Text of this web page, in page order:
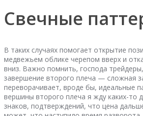
Свечные
В таких случаях помогает открытие
медвежьем облике черепом вверх и
вниз. Важно помнить, господа
завершение второго плеча — сложная
переворачивает, вроде бы, идеальные
вершины второго плеча я жду каких-то
знаков, подтверждений, что цена